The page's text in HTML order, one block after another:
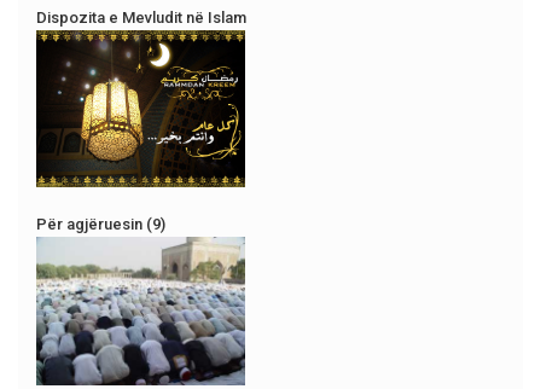
Dispozita e Mevludit në Islam
Për agjëruesin (9)